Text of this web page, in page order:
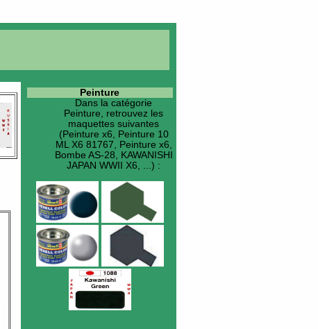
Peinture
Dans la catégorie
Peinture, retrouvez les
maquettes suivantes
(Peinture x6, Peinture 10
ML X6 81767, Peinture x6,
Bombe AS-28, KAWANISHI
JAPAN WWII X6, ...) :